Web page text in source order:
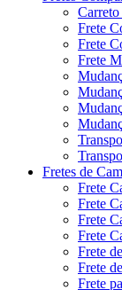
Frete
Frete
Frete
Fretes de
Frete
Frete
Frete
Frete
Frete
Frete
Frete